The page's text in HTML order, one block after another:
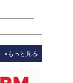
»もっと見る